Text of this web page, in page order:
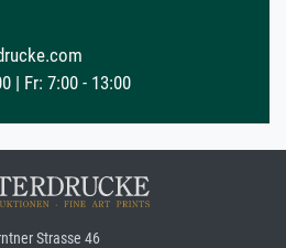
| Fr: 7:00 - 13:00
Strasse 46